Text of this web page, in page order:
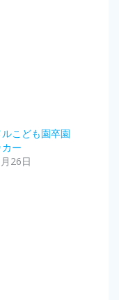
こども園卒園
ー
26日